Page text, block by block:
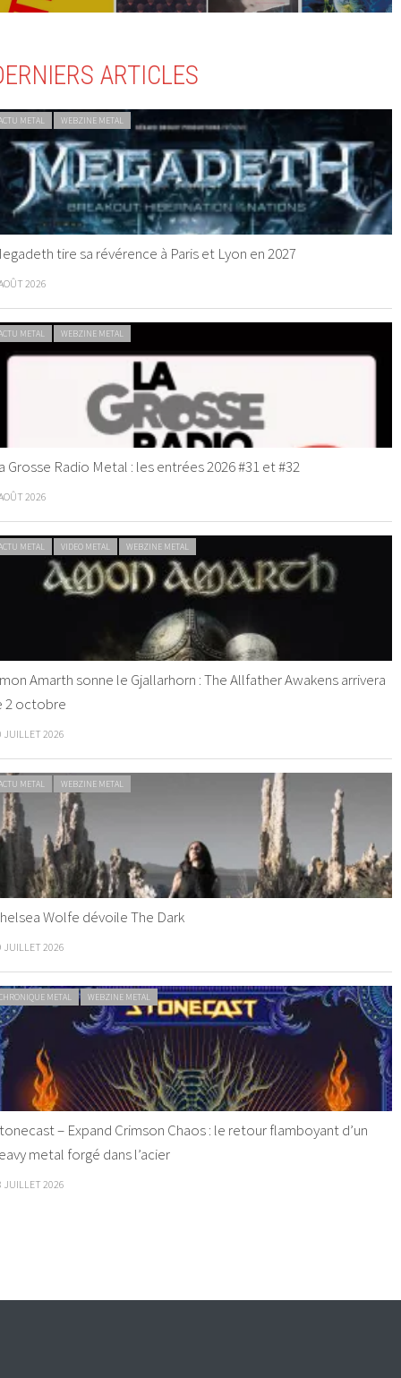
ARTICLES
METAL WEBZINE METAL
tire sa révérence à Paris et Lyon en 2027
2026
METAL WEBZINE METAL
Grosse Radio Metal : les entrées 2026 #31 et #32
2026
METAL VIDEO METAL WEBZINE METAL
Amarth sonne le Gjallarhorn : The Allfather Awakens arrivera
2 octobre
JUILLET 2026
METAL WEBZINE METAL
Wolfe dévoile The Dark
JUILLET 2026
METAL WEBZINE METAL
– Expand Crimson Chaos : le retour flamboyant d’un
metal forgé dans l’acier
JUILLET 2026